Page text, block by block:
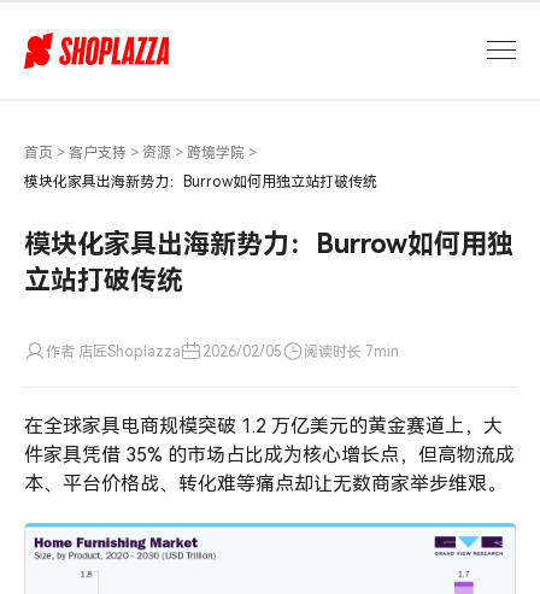
力：
Burrow
首页 > 客户支持 > 资源 > 跨境学院 >
模块化家具出海新势力：Burrow如何用独立站打破传统
模块化家具出海新势力：Burrow如何用独
立站打破传统
作者 店匠Shoplazza 2026/02/05 阅读时长 7min
在全球家具电商规模突破 1.2 万亿美元的黄金赛道上，大
件家具凭借 35% 的市场占比成为核心增长点，但高物流成
本、平台价格战、转化难等痛点却让无数商家举步维艰。